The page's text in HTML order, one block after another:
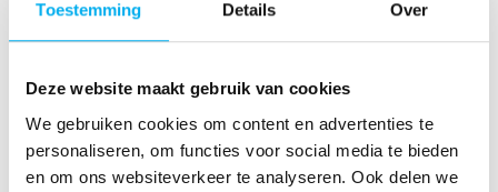
Toestemming Details Over
Deze website maakt gebruik van cookies
We gebruiken cookies om content en advertenties te
personaliseren, om functies voor social media te bieden
en om ons websiteverkeer te analyseren. Ook delen we
Hoe kan je de API van KLJ
bereiken?